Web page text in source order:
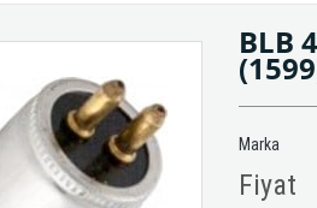
BLB
Marka
Fiyat